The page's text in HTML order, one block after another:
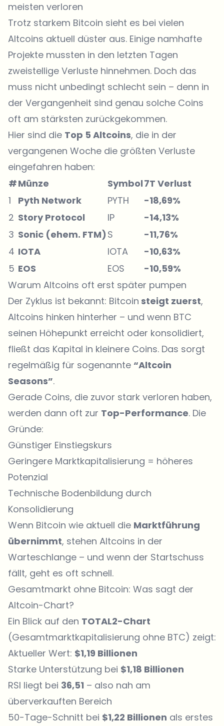
meisten verloren
Trotz starkem Bitcoin sieht es bei vielen
Altcoins aktuell düster aus. Einige namhafte
Projekte mussten in den letzten Tagen
zweistellige Verluste hinnehmen. Doch das
muss nicht unbedingt schlecht sein – denn in
der Vergangenheit sind genau solche Coins
oft am stärksten zurückgekommen.
Hier sind die Top 5 Altcoins, die in der
vergangenen Woche die größten Verluste
eingefahren haben:
#Münze Symbol7T Verlust
1
Pyth Network PYTH
-18,69%
2 Story Protocol IP
-14,13%
3 Sonic (ehem. FTM) S
-11,76%
4 IOTA IOTA
-10,63%
5 EOS EOS
-10,59%
Warum Altcoins oft erst später pumpen
Der Zyklus ist bekannt: Bitcoin steigt zuerst,
Altcoins hinken hinterher – und wenn BTC
seinen Höhepunkt erreicht oder konsolidiert,
fließt das Kapital in kleinere Coins. Das sorgt
regelmäßig für sogenannte “Altcoin
Seasons”.
Gerade Coins, die zuvor stark verloren haben,
werden dann oft zur Top-Performance. Die
Gründe:
Günstiger Einstiegskurs
Geringere Marktkapitalisierung = höheres
Potenzial
Technische Bodenbildung durch
Konsolidierung
Wenn Bitcoin wie aktuell die Marktführung
übernimmt, stehen Altcoins in der
Warteschlange – und wenn der Startschuss
fällt, geht es oft schnell.
Gesamtmarkt ohne Bitcoin: Was sagt der
Altcoin-Chart?
Ein Blick auf den TOTAL2-Chart
(Gesamtmarktkapitalisierung ohne BTC) zeigt:
Aktueller Wert: $1,19 Billionen
Starke Unterstützung bei $1,18 Billionen
RSI liegt bei 36,51 – also nah am
überverkauften Bereich
50-Tage-Schnitt bei $1,22 Billionen als erstes